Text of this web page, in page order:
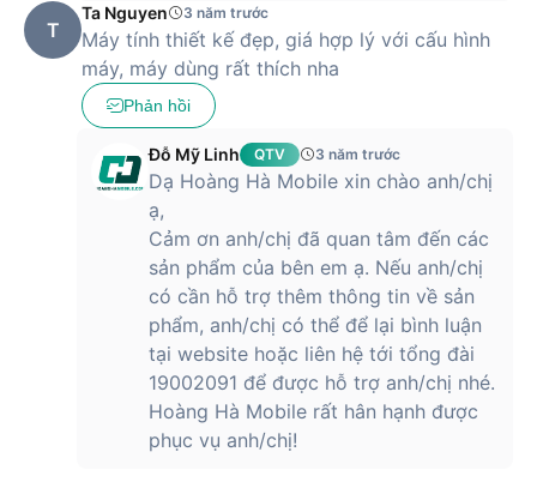
T
Ta Nguyen 3 năm trước
Máy tính thiết kế đẹp, giá hợp lý với cấu hình
máy, máy dùng rất thích nha
Phản hồi
Đỗ Mỹ Linh QTV 3 năm trước
Dạ Hoàng Hà Mobile xin chào anh/chị
ạ,
Cảm ơn anh/chị đã quan tâm đến các
sản phẩm của bên em ạ. Nếu anh/chị
có cần hỗ trợ thêm thông tin về sản
phẩm, anh/chị có thể để lại bình luận
tại website hoặc liên hệ tới tổng đài
19002091 để được hỗ trợ anh/chị nhé.
Hoàng Hà Mobile rất hân hạnh được
phục vụ anh/chị!